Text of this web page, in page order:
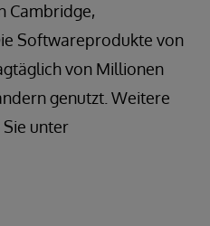
Cambridge,
Softwareprodukte von
von Millionen
genutzt. Weitere
unter